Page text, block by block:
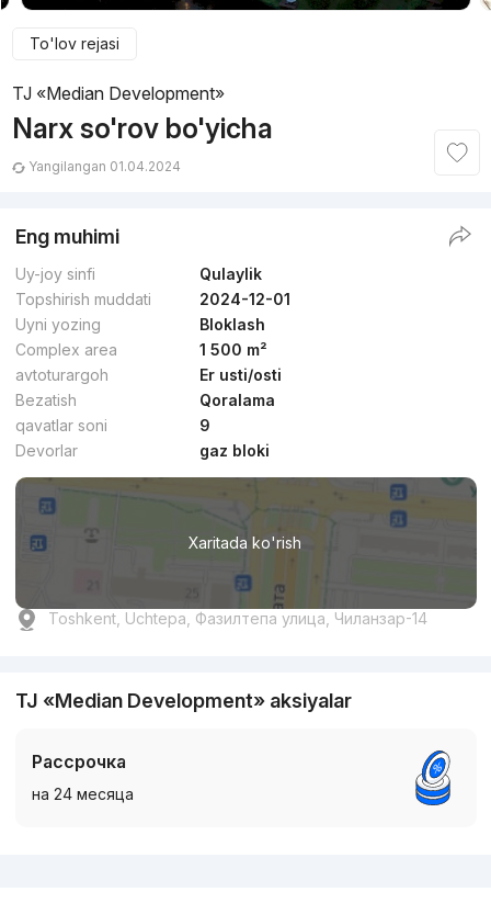
To'lov rejasi
TJ «Median Development»
Narx so'rov bo'yicha
Yangilangan 01.04.2024
Eng muhimi
Uy-joy sinfi
Qulaylik
Topshirish muddati
2024-12-01
Uyni yozing
Bloklash
Complex area
1 500 m²
avtoturargoh
Er usti/osti
Bezatish
Qoralama
qavatlar soni
9
Devorlar
gaz bloki
Xaritada ko'rish
Toshkent, Uchtepa, Фазилтепа улица, Чиланзар-14
TJ «Median Development» aksiyalar
Рассрочка
на 24 месяца